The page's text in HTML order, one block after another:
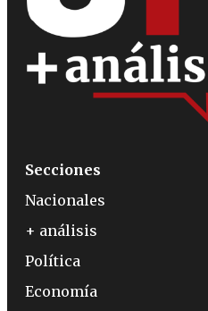
Secciones
Nacionales
+ análisis
Política
Economía